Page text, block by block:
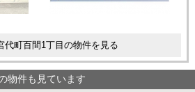
代町百間1丁目の物件を見る
物件も見ています